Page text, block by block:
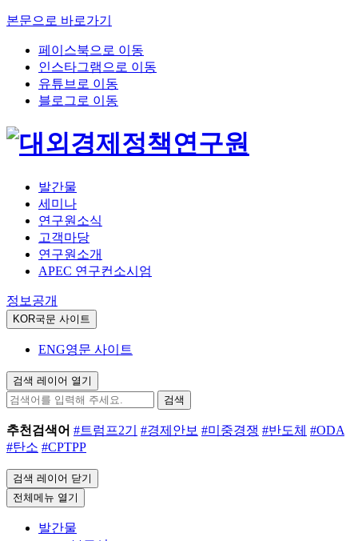
본문으로 바로가기
페이스북으로 이동
인스타그램으로 이동
유튜브로 이동
블로그로 이동
발간물
세미나
연구원소식
고객마당
연구원소개
APEC 연구컨소시엄
정보공개
KOR국문 사이트
ENG영문 사이트
검색 레이어 열기
검색
추천검색어 #트럼프2기 #경제안보 #미중경쟁 #반도체 #ODA
#탄소 #CPTPP
검색 레이어 닫기
전체메뉴 열기
발간물